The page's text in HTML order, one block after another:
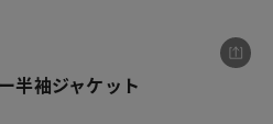
半袖ジャケット